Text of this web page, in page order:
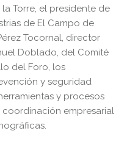
Torre, el presidente de
de El Campo de
Tocornal, director
Doblado, del Comité
del Foro, los
y seguridad
y procesos
empresarial